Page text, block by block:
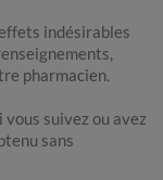
indésirables
pharmacien.
suivez ou avez
sans